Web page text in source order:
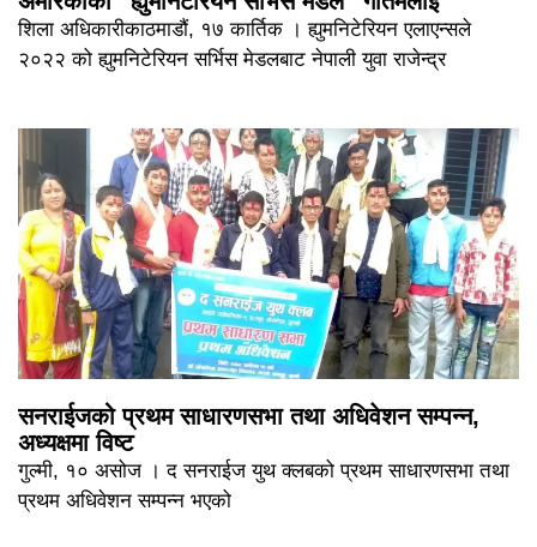
शिला अधिकारीकाठमाडौं, १७ कार्तिक । ह्युमनिटेरियन एलाएन्सले
२०२२ को ह्युमनिटेरियन सर्भिस मेडलबाट नेपाली युवा राजेन्द्र
सनराईजको प्रथम साधारणसभा तथा अधिवेशन सम्पन्न,
अध्यक्षमा विष्ट
गुल्मी, १० असोज । द सनराईज युथ क्लबको प्रथम साधारणसभा तथा
प्रथम अधिवेशन सम्पन्न भएको